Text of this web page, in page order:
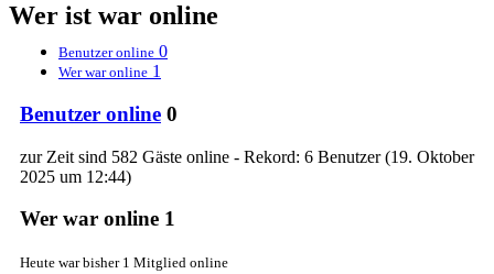
Wer ist war online
Benutzer online 0
Wer war online 1
Benutzer online 0
zur Zeit sind 582 Gäste online - Rekord: 6 Benutzer (19. Oktober
2025 um 12:44)
Wer war online 1
Heute war bisher 1 Mitglied online